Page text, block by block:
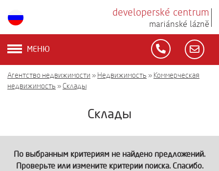
developerské centrum
mariánské lázně
МЕНЮ
Агентство недвижимости » Недвижимость » Коммерческая
недвижимость » Склады
Склады
По выбранным критериям не найдено предложений.
Проверьте или измените критерии поиска. Спасибо.